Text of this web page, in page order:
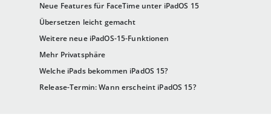
Neue Features für FaceTime unter iPadOS 15
Übersetzen leicht gemacht
Weitere neue iPadOS-15-Funktionen
Mehr Privatsphäre
Welche iPads bekommen iPadOS 15?
Release-Termin: Wann erscheint iPadOS 15?